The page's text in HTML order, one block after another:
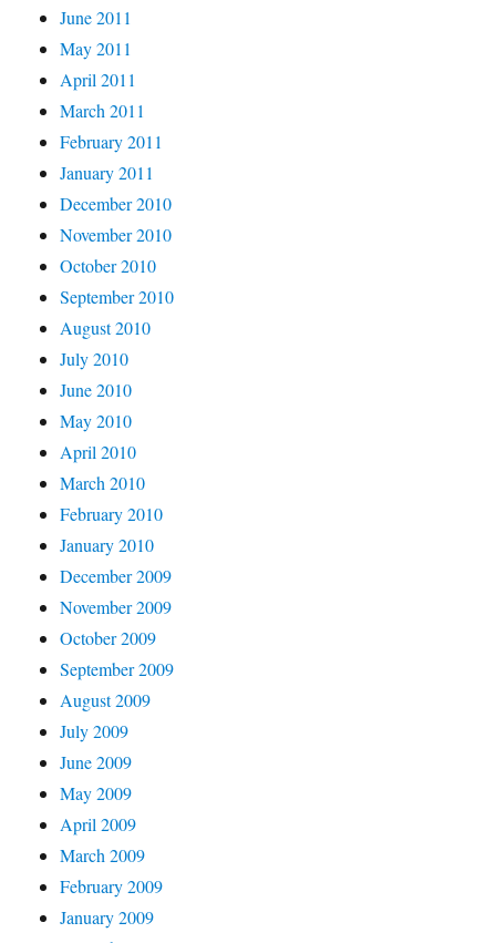
June 2011
May 2011
April 2011
March 2011
February 2011
January 2011
December 2010
November 2010
October 2010
September 2010
August 2010
July 2010
June 2010
May 2010
April 2010
March 2010
February 2010
January 2010
December 2009
November 2009
October 2009
September 2009
August 2009
July 2009
June 2009
May 2009
April 2009
March 2009
February 2009
January 2009